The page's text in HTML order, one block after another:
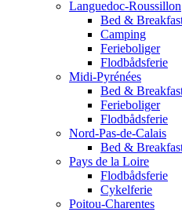
Languedoc-Roussillon
Bed &
Camping
Ferieboliger
Flodbådsferie
Midi-Pyrénées
Bed &
Ferieboliger
Flodbådsferie
Nord-Pas-de-Calais
Bed &
Pays de la Loire
Flodbådsferie
Cykelferie
Poitou-Charentes